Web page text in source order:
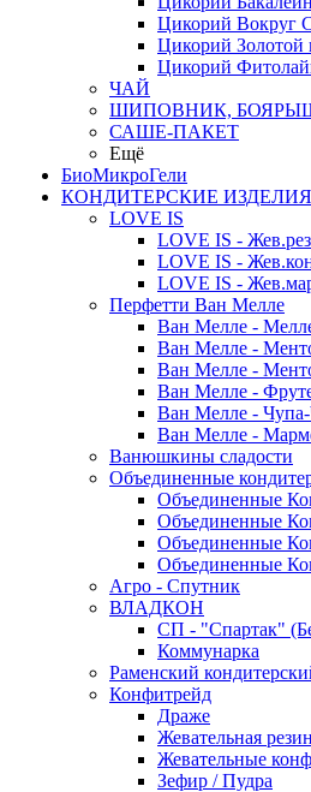
Цикорий Вокруг
Цикорий Золотой
Цикорий
ЧАЙ
ШИПОВНИК,
САШЕ-ПАКЕТ
Ещё
БиоМикроГели
КОНДИТЕРСКИЕ ИЗДЕЛИЯ
LOVE IS
LOVE IS -
LOVE IS -
LOVE IS -
Перфетти Ван Мелле
Ван Мелле -
Ван Мелле -
Ван Мелле -
Ван Мелле -
Ван Мелле -
Ван Мелле -
Ванюшкины сладости
Объединенные
Объединенные
Объединенные
Объединенные
Объединенные
Агро - Спутник
ВЛАДКОН
СП - "Спартак"
Коммунарка
Раменский
Конфитрейд
Драже
Жевательная
Жевательные
Зефир / Пудра